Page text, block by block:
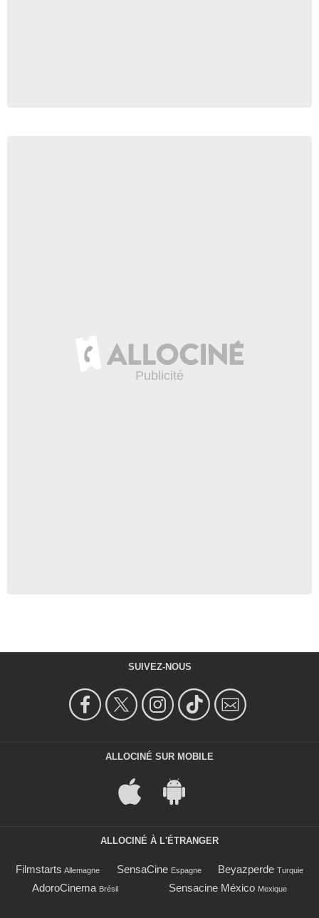
SUIVEZ-NOUS
ALLOCINÉ SUR MOBILE
ALLOCINÉ À L'ÉTRANGER
Filmstarts Allemagne SensaCine Espagne Beyazperde Turquie
AdoroCinema Brésil Sensacine México Mexique